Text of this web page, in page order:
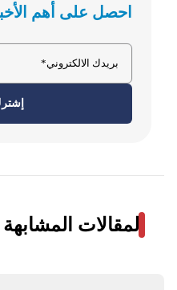
احصل على أهم
المقالات المشابهة